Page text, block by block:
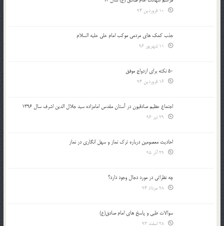
جذب کمک های مردمی موکب امام علی علیه السلام
50 نکته برای ازدواج موفق
اجتماع عظیم صادقیون در آستان مقدس امامزاده سید جلال الدین اشرف سال 1396
احادیث معصومین درباره ترک نماز و سهل انگاری در نماز
چه نظراتی در مورد دجال وجود دارد؟
سوالات طبی و پاسخ های امام صادق(ع)